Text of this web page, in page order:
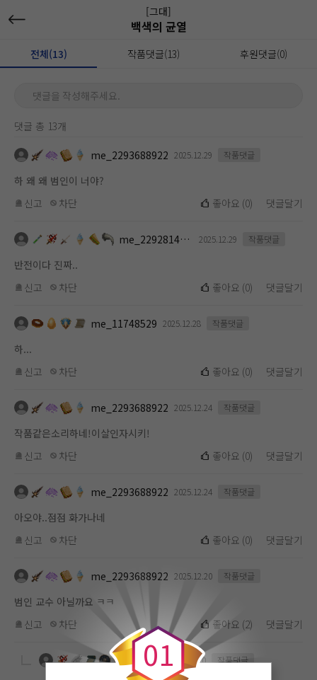
[그대]
백색의 균열
전체(13) 작품댓글(13) 후원댓글(0)
댓글을 작성해주세요.
댓글 총 13개
me_2293688922 2025.12.29 작품댓글
하 왜 왜 범인이 너야?
신고
차단 좋아요 (0) 댓글달기
me_2292814523 2025.12.29 작품댓글
반전이다 진짜..
신고
차단 좋아요 (0) 댓글달기
me_11748529 2025.12.28 작품댓글
하...
신고
차단 좋아요 (0) 댓글달기
me_2293688922 2025.12.24 작품댓글
작품같은소리하네!이살인자시키!
신고
차단 좋아요 (0) 댓글달기
me_2293688922 2025.12.24 작품댓글
아오야..점점 화가나네
신고
차단 좋아요 (0) 댓글달기
me_2293688922 2025.12.20 작품댓글
범인 교수 아닐까요 ㅋㅋ
신고
차단 좋아요 (2) 댓글달기
그대 2025.12.20 작품댓글
0
0
1